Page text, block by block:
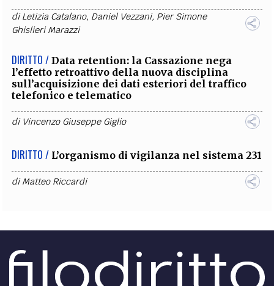
diLetizia Catalano, Daniel Vezzani, Pier Simone
Ghislieri Marazzi
DIRITTO / Data retention: la Cassazione nega
l’effetto retroattivo della nuova disciplina
sull’acquisizione dei dati esteriori del traffico
telefonico e telematico
di Vincenzo Giuseppe Giglio
DIRITTO / L’organismo di vigilanza nel sistema 231
diMatteo Riccardi